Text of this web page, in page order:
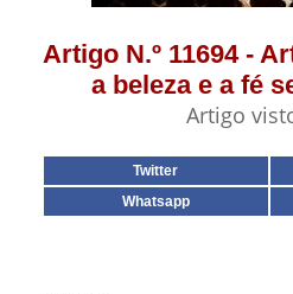
Artigo N.º 11694 -
a beleza e a fé
Artigo
Twitter
Whatsapp